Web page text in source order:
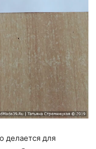
делается для